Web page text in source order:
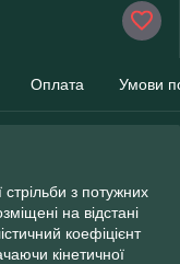
Оплата Умови
стрільби з потужних
на відстані
коефіцієнт
кінетичної